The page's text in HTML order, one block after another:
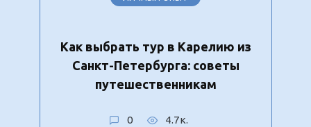
Как выбрать тур в Карелию из
Санкт-Петербурга: советы
путешественникам
0 4.7к.